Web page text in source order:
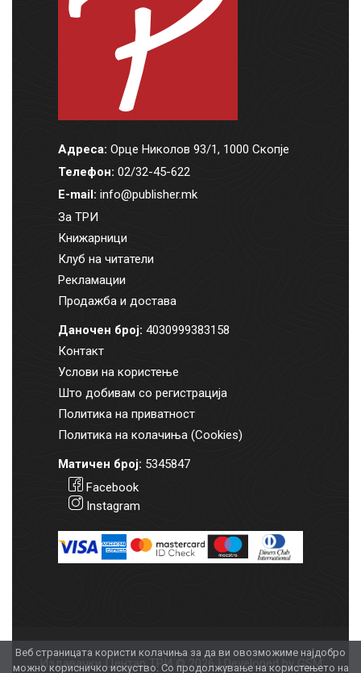
Веб страницата користи колачиња за да ви овозможиме најдобро
можно корисничко искуство. Со продолжување на користењето на
Адреса: Орце Николов 93/1, 1000 Скопје
Телефон: 02/32-45-622
E-mail: info@publisher.mk
За ТРИ
Книжарници
Клуб на читатели
Рекламации
Продажба и достава
Даночен број: 4030999383158
Контакт
Услови на користење
Што добивам со регистрација
Политика на приватност
Политика на колачиња (Cookies)
Матичен број: 5345847
Facebook
Instagram
Издавачки Центар ТРИ © 2026 | Developed byGSM